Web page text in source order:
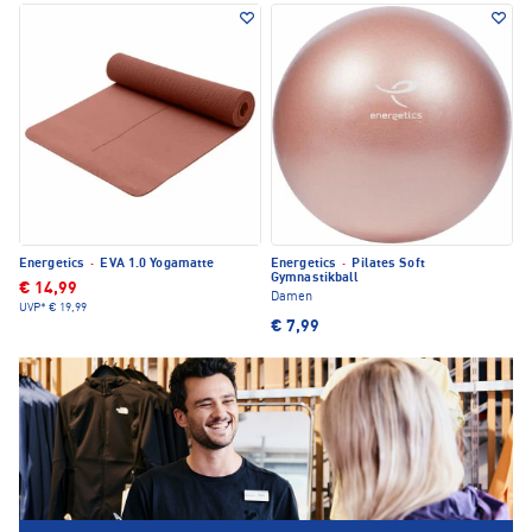
Energetics · EVA 1.0 Yogamatte
€ 14,99
UVP* € 19,99
Energetics ·
Pilates Soft
Gymnastikball
Damen
€ 7,99